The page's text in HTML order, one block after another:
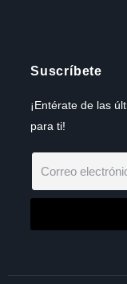
Suscríbete
¡Entérate de las
para ti!